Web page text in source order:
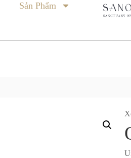
Sản Phẩm